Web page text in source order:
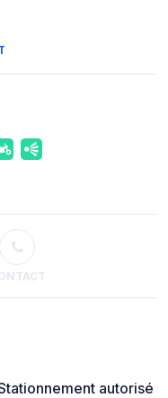
autorisé